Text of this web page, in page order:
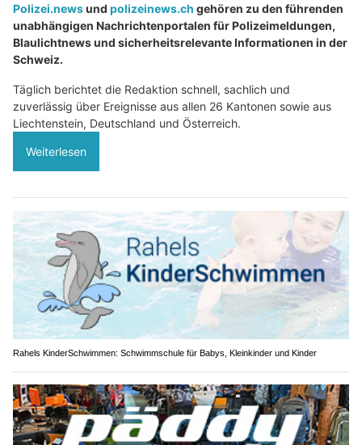
Polizei.newsund polizeinews.ch gehören zu den führenden
unabhängigen Nachrichtenportalen für Polizeimeldungen,
Blaulichtnews und sicherheitsrelevante Informationen in der
Schweiz.
Täglich berichtet die Redaktion schnell, sachlich und
zuverlässig über Ereignisse aus allen 26 Kantonen sowie aus
Liechtenstein, Deutschland und Österreich.
Weiterlesen
Rahels KinderSchwimmen: Schwimmschule für Babys, Kleinkinder und Kinder